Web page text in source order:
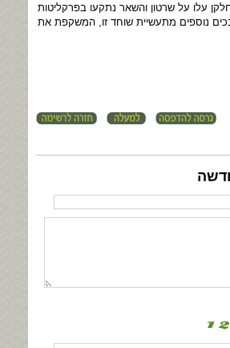
עלו על שרטון והשאר נתקעו בפרקליטות
נוספים מתעשיית שוחד זו, המשקפת את